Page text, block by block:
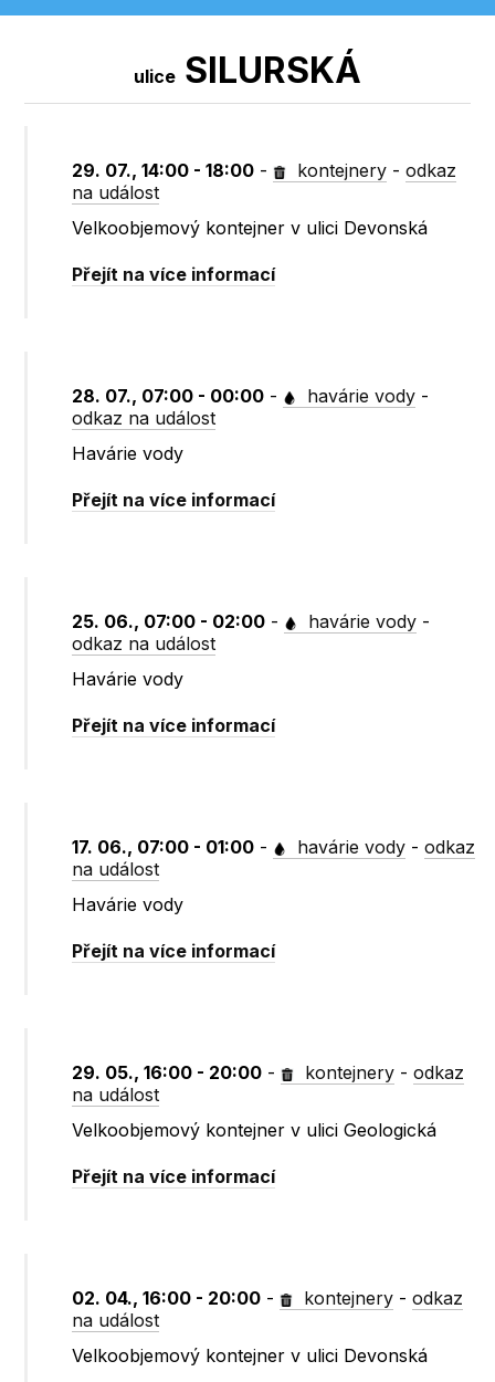
ulice SILURSKÁ
29. 07., 14:00 - 18:00 - kontejnery -odkaz
na událost
Velkoobjemový kontejner v ulici Devonská
Přejít na více informací
28. 07., 07:00 - 00:00 - havárie vody -
odkaz na událost
Havárie vody
Přejít na více informací
25. 06., 07:00 - 02:00 - havárie vody -
odkaz na událost
Havárie vody
Přejít na více informací
17. 06., 07:00 - 01:00 - havárie vody -odkaz
na událost
Havárie vody
Přejít na více informací
29. 05., 16:00 - 20:00 - kontejnery -odkaz
na událost
Velkoobjemový kontejner v ulici Geologická
Přejít na více informací
02. 04., 16:00 - 20:00 - kontejnery -odkaz
na událost
Velkoobjemový kontejner v ulici Devonská